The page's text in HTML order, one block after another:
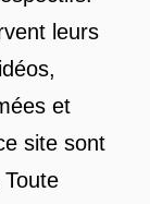
leurs
et
site sont